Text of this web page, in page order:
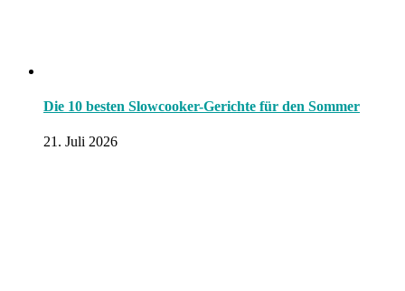
Die 10 besten Slowcooker-Gerichte für den Sommer
21. Juli 2026